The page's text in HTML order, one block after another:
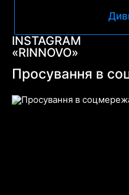
INSTAGRAM
«RINNOVO»
Просування в